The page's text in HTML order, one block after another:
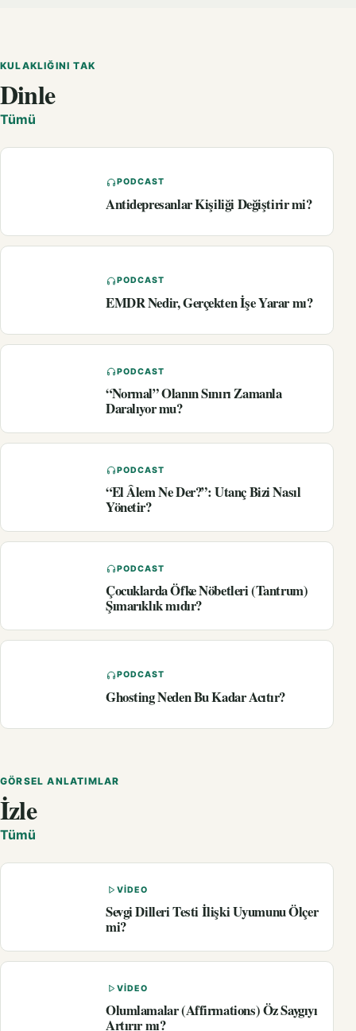
KULAKLIĞINI TAK
Dinle
Tümü
PODCAST
Antidepresanlar Kişiliği Değiştirir mi?
PODCAST
EMDR Nedir, Gerçekten İşe Yarar mı?
PODCAST
“Normal” Olanın Sınırı Zamanla
Daralıyor mu?
PODCAST
“El Âlem Ne Der?”: Utanç Bizi Nasıl
Yönetir?
PODCAST
Çocuklarda Öfke Nöbetleri (Tantrum)
Şımarıklık mıdır?
PODCAST
Ghosting Neden Bu Kadar Acıtır?
GÖRSEL ANLATIMLAR
İzle
Tümü
VIDEO
Sevgi Dilleri Testi İlişki Uyumunu Ölçer
mi?
VIDEO
Olumlamalar (Affirmations) Öz Saygıyı
Artırır mı?